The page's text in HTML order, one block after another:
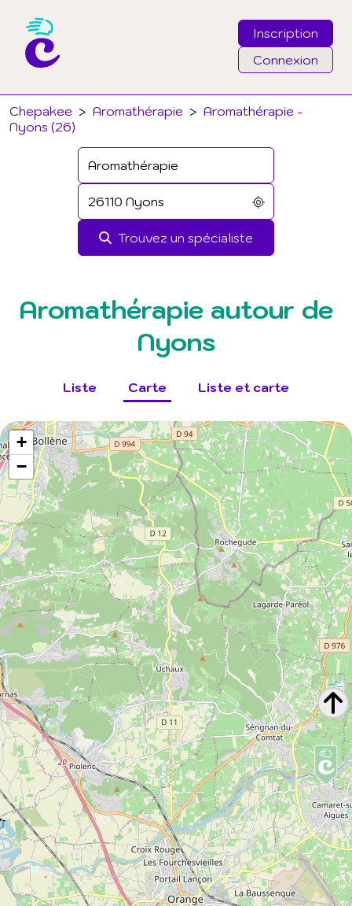
Inscription
Connexion
Chepakee > Aromathérapie > Aromathérapie -
Nyons (26)
Trouvez un spécialiste
Email
Mot de passe
J'ai oublié mon mot de passe
Connexion
Aromathérapie autour de
Nyons
Liste Carte Liste et carte
+
−